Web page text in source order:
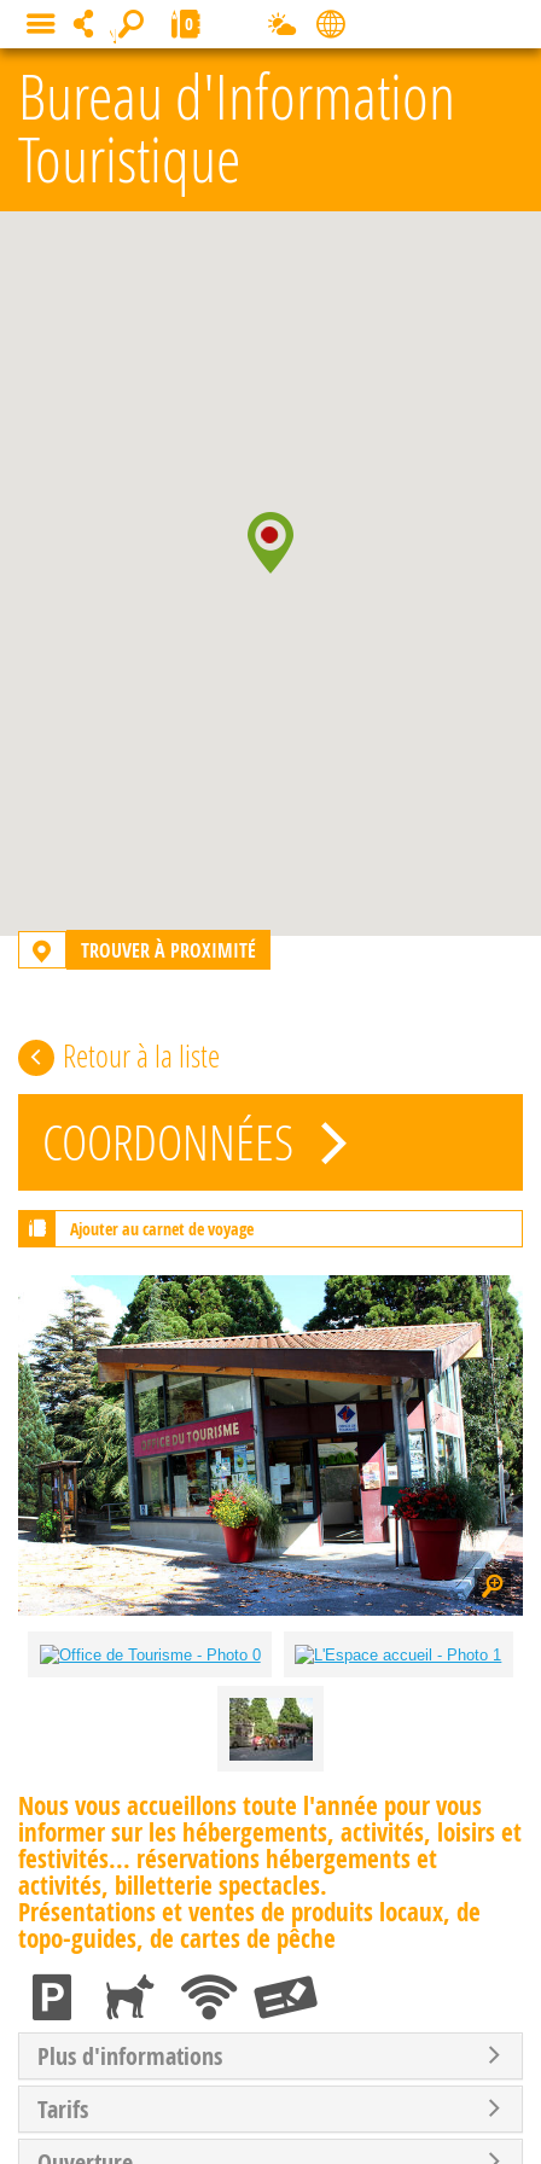
Bureau d'Information
Touristique
TROUVER À PROXIMITÉ
Retour à la liste
COORDONNÉES
Ajouter au carnet de voyage
Nous vous accueillons toute l'année pour vous
informer sur les hébergements, activités, loisirs et
festivités... réservations hébergements et
activités, billetterie spectacles.
Présentations et ventes de produits locaux, de
topo-guides, de cartes de pêche
Plus d'informations
Tarifs
MENU 0
Panneau de gestion des cookies